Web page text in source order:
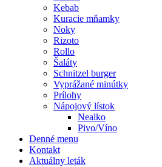
Kebab
Kuracie mňamky
Noky
Rizoto
Rollo
Šaláty
Schnitzel burger
Vyprážané minútky
Prílohy
Nápojový lístok
Nealko
Pivo/Víno
Denné menu
Kontakt
Aktuálny leták